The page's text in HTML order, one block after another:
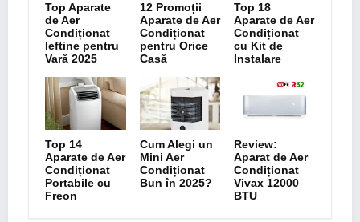
Top Aparate
de Aer
Condiționat
Ieftine pentru
Vară 2025
12 Promoții
Aparate de Aer
Condiționat
pentru Orice
Casă
Top 18
Aparate de Aer
Condiționat
cu Kit de
Instalare
Top 14
Aparate de Aer
Condiționat
Portabile cu
Freon
Cum Alegi un
Mini Aer
Condiționat
Bun în 2025?
Review:
Aparat de Aer
Condiționat
Vivax 12000
BTU